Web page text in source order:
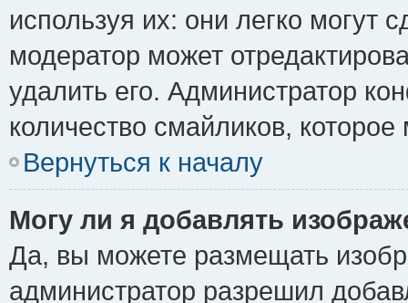
используя их: они легко могут
модератор может
удалить его. Администратор
количество смайликов,
Вернуться к началу
Могу ли я добавлять
Да, вы можете размещать
администратор разрешил